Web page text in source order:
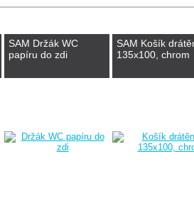
SAM Držák WC
papíru do zdi
SAM Košík
135x100, chrom